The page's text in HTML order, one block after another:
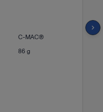
C-MAC®
86 g
chevron_right